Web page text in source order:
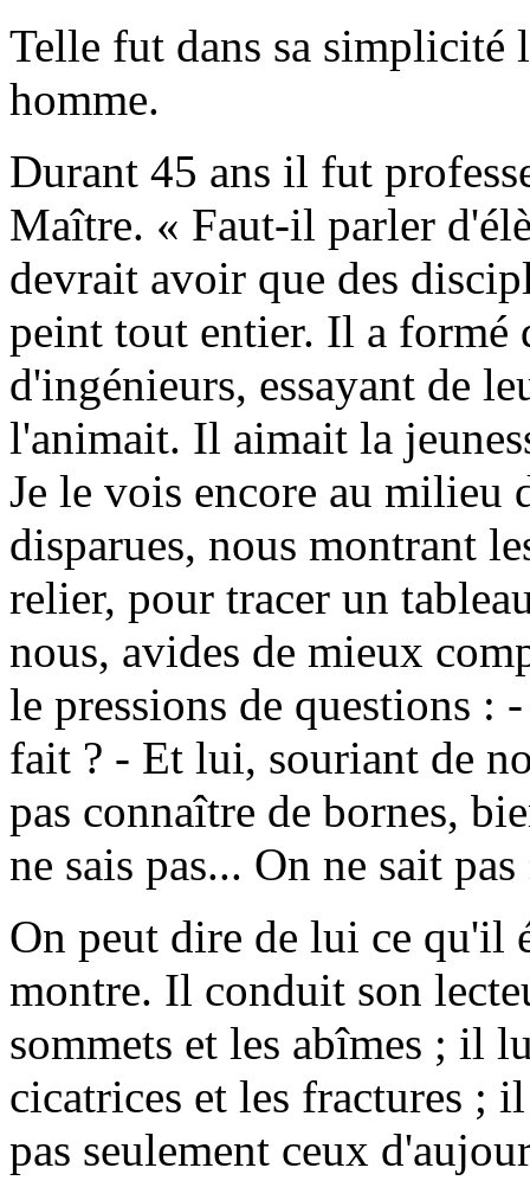
Telle fut dans sa simplicité
homme.
Durant 45 ans il fut
Maître. « Faut-il parler
devrait avoir que des
peint tout entier. Il a formé
d'ingénieurs, essayant de
l'animait. Il aimait la
Je le vois encore au milieu
disparues, nous montrant
relier, pour tracer un
nous, avides de mieux
le pressions de questions :
fait ? - Et lui, souriant de
pas connaître de bornes,
ne sais pas... On ne sait pas
On peut dire de lui ce qu'il
montre. Il conduit son
sommets et les abîmes ; il
cicatrices et les fractures ;
pas seulement ceux